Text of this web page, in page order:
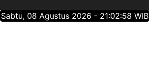
Sabtu, 08 Agustus 2026 - 21:02:59 WIB